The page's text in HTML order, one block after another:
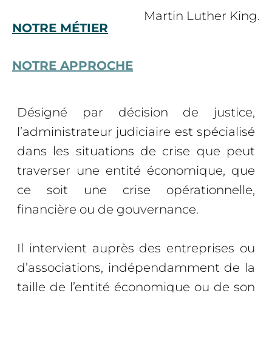
Martin Luther King.
NOTRE MÉTIER
NOTRE APPROCHE
Désigné par décision de justice,
l’administrateur judiciaire est spécialisé
dans les situations de crise que peut
traverser une entité économique, que
ce soit une crise opérationnelle,
financière ou de gouvernance.
Il intervient auprès des entreprises ou
d’associations, indépendamment de la
taille de l’entité économique ou de son